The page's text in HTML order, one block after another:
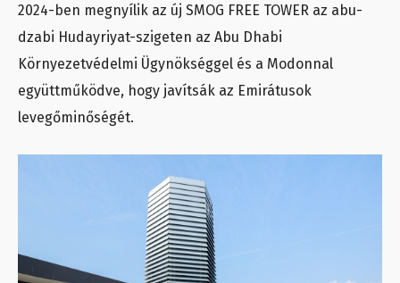
2024-ben megnyílik az új SMOG FREE TOWER az abu-
dzabi Hudayriyat-szigeten az Abu Dhabi
Környezetvédelmi Ügynökséggel és a Modonnal
együttműködve, hogy javítsák az Emirátusok
levegőminőségét.